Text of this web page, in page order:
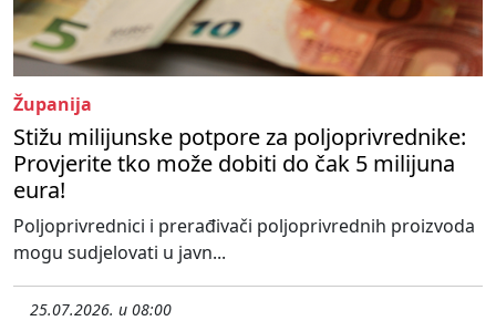
Županija
Stižu milijunske potpore za poljoprivrednike:
Provjerite tko može dobiti do čak 5 milijuna
eura!
Poljoprivrednici i prerađivači poljoprivrednih proizvoda
mogu sudjelovati u javn...
25.07.2026. u 08:00